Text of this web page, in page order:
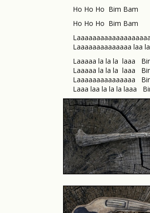
Ho Ho Ho Bim
Ho Ho Ho Bim
Laaaaaaaaaaaaaa
Laaaaa la la la laaa
Laaaaa la la la laaa
Laaaaaaaaaaaaaaa
Laaa laa la la la laaa